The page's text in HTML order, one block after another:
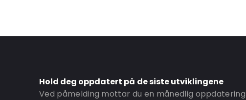
Hold deg oppdatert på de siste utviklingene
Ved påmelding mottar du en månedlig